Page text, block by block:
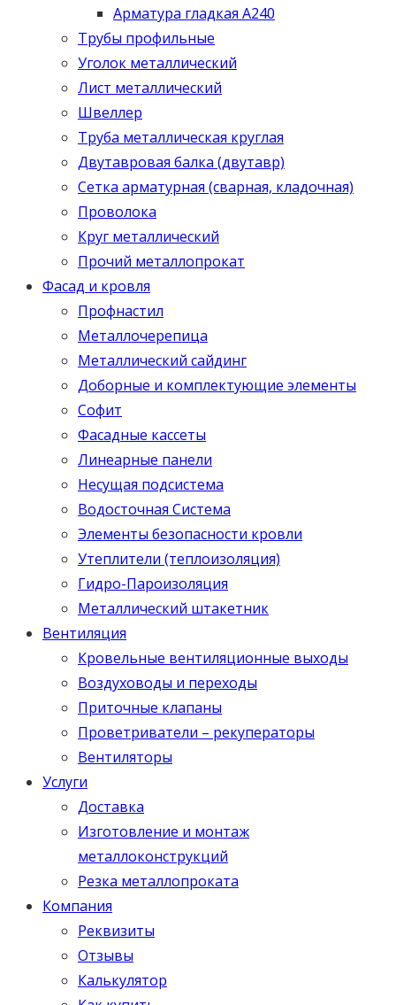
Арматура гладкая А240
Трубы профильные
Уголок металлический
Лист металлический
Швеллер
Труба металлическая круглая
Двутавровая балка (двутавр)
Сетка арматурная (сварная, кладочная)
Проволока
Круг металлический
Прочий металлопрокат
Фасад и кровля
Профнастил
Металлочерепица
Металлический сайдинг
Доборные и комплектующие элементы
Софит
Фасадные кассеты
Линеарные панели
Несущая подсистема
Водосточная Система
Элементы безопасности кровли
Утеплители (теплоизоляция)
Гидро-Пароизоляция
Металлический штакетник
Вентиляция
Кровельные вентиляционные выходы
Воздуховоды и переходы
Приточные клапаны
Проветриватели – рекуператоры
Вентиляторы
Услуги
Доставка
Изготовление и монтаж
металлоконструкций
Резка металлопроката
Компания
Реквизиты
Отзывы
Калькулятор